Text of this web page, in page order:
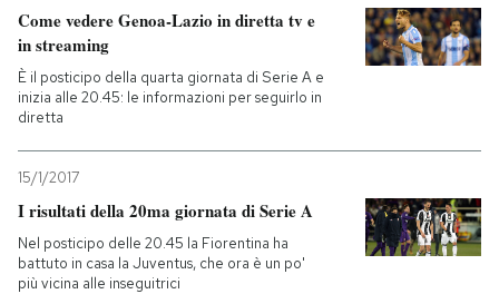
I MIEI PREFERITI
SHOP
CALENDARIO
AREA PERSONALE
Come vedere Genoa-Lazio in diretta tv e
in streaming
È il posticipo della quarta giornata di Serie A e
inizia alle 20.45: le informazioni per seguirlo in
diretta
15/1/2017
I risultati della 20ma giornata di Serie A
Nel posticipo delle 20.45 la Fiorentina ha
battuto in casa la Juventus, che ora è un po'
più vicina alle inseguitrici